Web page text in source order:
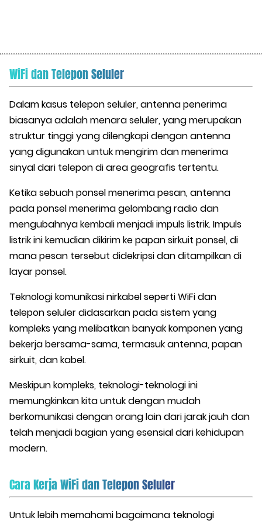
WiFi dan Telepon Seluler
Dalam kasus telepon seluler, antenna penerima
biasanya adalah menara seluler, yang merupakan
struktur tinggi yang dilengkapi dengan antenna
yang digunakan untuk mengirim dan menerima
sinyal dari telepon di area geografis tertentu.
Ketika sebuah ponsel menerima pesan, antenna
pada ponsel menerima gelombang radio dan
mengubahnya kembali menjadi impuls listrik. Impuls
listrik ini kemudian dikirim ke papan sirkuit ponsel, di
mana pesan tersebut didekripsi dan ditampilkan di
layar ponsel.
Teknologi komunikasi nirkabel seperti WiFi dan
telepon seluler didasarkan pada sistem yang
kompleks yang melibatkan banyak komponen yang
bekerja bersama-sama, termasuk antenna, papan
sirkuit, dan kabel.
Meskipun kompleks, teknologi-teknologi ini
memungkinkan kita untuk dengan mudah
berkomunikasi dengan orang lain dari jarak jauh dan
telah menjadi bagian yang esensial dari kehidupan
modern.
Cara Kerja WiFi dan Telepon Seluler
Untuk lebih memahami bagaimana teknologi